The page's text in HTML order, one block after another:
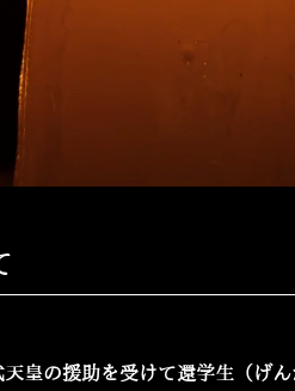
皇の援助を受けて還学生（げ